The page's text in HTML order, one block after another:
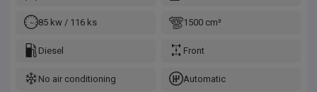
85 kw / 116 ks 1500 cm³
Diesel Front
No air conditioning Automatic